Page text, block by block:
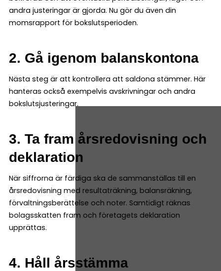
andra justeringar är gjorda. Nu gör du även din
momsrapport för bokslutsperioden.
2. Gå igenom balanskontona
Nästa steg är att kontrollera att saldona stämmer. Här
hanteras också exempelvis avskrivningar och andra
bokslutsjusteringar.
3. Ta fram årsredovisning och
deklaration
När siffrorna är färdiga ska de sammanställas till en
årsredovisning med resultaträkning, balansräkning,
förvaltningsberättelse och noter. Samtidigt räknas
bolagsskatten fram och företagets deklaration
upprättas.
4. Håll årsstämma